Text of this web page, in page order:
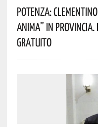
Potenza:
Anima” In
Gratuito